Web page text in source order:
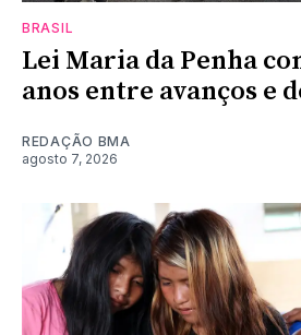
BRASIL
Lei Maria da Penha
anos entre avanços e
REDAÇÃO BMA
agosto 7, 2026